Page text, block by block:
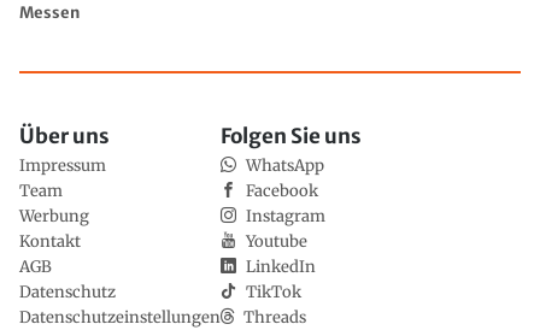
Messen
Über uns
Impressum
Team
Werbung
Kontakt
AGB
Datenschutz
Datenschutzeinstellungen
Folgen Sie uns
WhatsApp
Facebook
Instagram
Youtube
LinkedIn
TikTok
Threads